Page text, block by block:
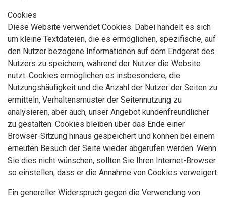
Cookies
Diese Website verwendet Cookies. Dabei handelt es sich
um kleine Textdateien, die es ermöglichen, spezifische, auf
den Nutzer bezogene Informationen auf dem Endgerät des
Nutzers zu speichern, während der Nutzer die Website
nutzt. Cookies ermöglichen es insbesondere, die
Nutzungshäufigkeit und die Anzahl der Nutzer der Seiten zu
ermitteln, Verhaltensmuster der Seitennutzung zu
analysieren, aber auch, unser Angebot kundenfreundlicher
zu gestalten. Cookies bleiben über das Ende einer
Browser-Sitzung hinaus gespeichert und können bei einem
erneuten Besuch der Seite wieder abgerufen werden. Wenn
Sie dies nicht wünschen, sollten Sie Ihren Internet-Browser
so einstellen, dass er die Annahme von Cookies verweigert.
Ein genereller Widerspruch gegen die Verwendung von